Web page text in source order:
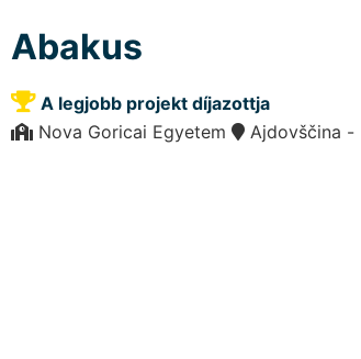
Abakus
A legjobb projekt díjazottja
Nova Goricai Egyetem
Ajdovščina -